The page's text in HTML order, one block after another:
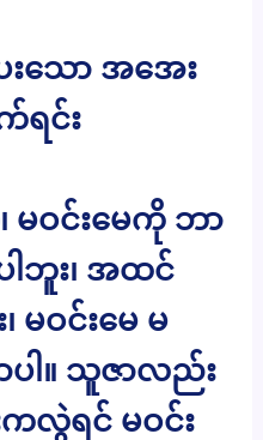
းသော အအေး
င်း
မဝင်းမေကို ဘာ
ါဘူး၊ အထင်
မဝင်းမေ မ
ါ။ သူဇာလည်း
ကလွဲရင် မဝင်း